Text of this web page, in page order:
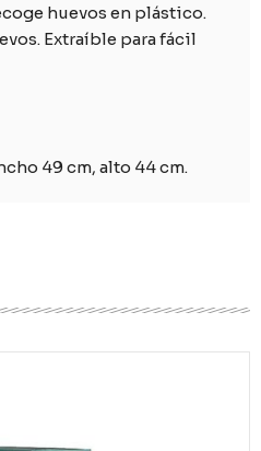
huevos en plástico.
Extraíble para fácil
49 cm, alto 44 cm.